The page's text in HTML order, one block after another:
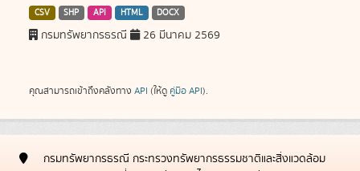
CSV SHP API HTML DOCX
กรมทรัพยากรธรณี 26 มีนาคม 2569
คุณสามารถเข้าถึงคลังทาง API (ให้ดู คู่มือ API).
กรมทรัพยากรธรณี กระทรวงทรัพยากรธรรมชาติและสิ่งแวดล้อม